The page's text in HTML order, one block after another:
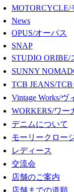
MOTORCYCLE/
News
OPUS/オーパス
SNAP
STUDIO ORIBE/
SUNNY
TCB JEANS/
Vintage Works/
WORKERS/ワー
デニムについて
モーリークロー
レディース
交流会
店舗のご案内